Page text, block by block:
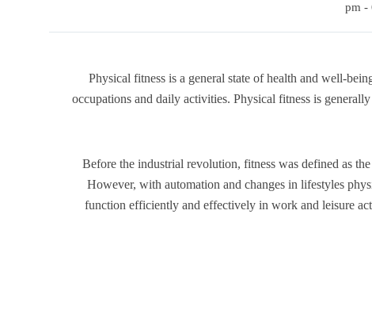
Physical fitness is a general state of health and well-
occupations and daily activities. Physical fitness is
Before the industrial revolution, fitness was defined as
However, with automation and changes in lifestyles
function efficiently and effectively in work and leisure